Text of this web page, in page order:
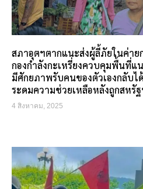
สภาอุตฯตากแนะส่งผู้ลี้ภัยในค่าย
กองกำลังกะเหรี่ยงควบคุมพื้นที่
มีศักยภาพรับคนของตัวเองกลับ
ระดมความช่วยเหลือหลังถูกสหรั
4 สิงหาคม, 2025